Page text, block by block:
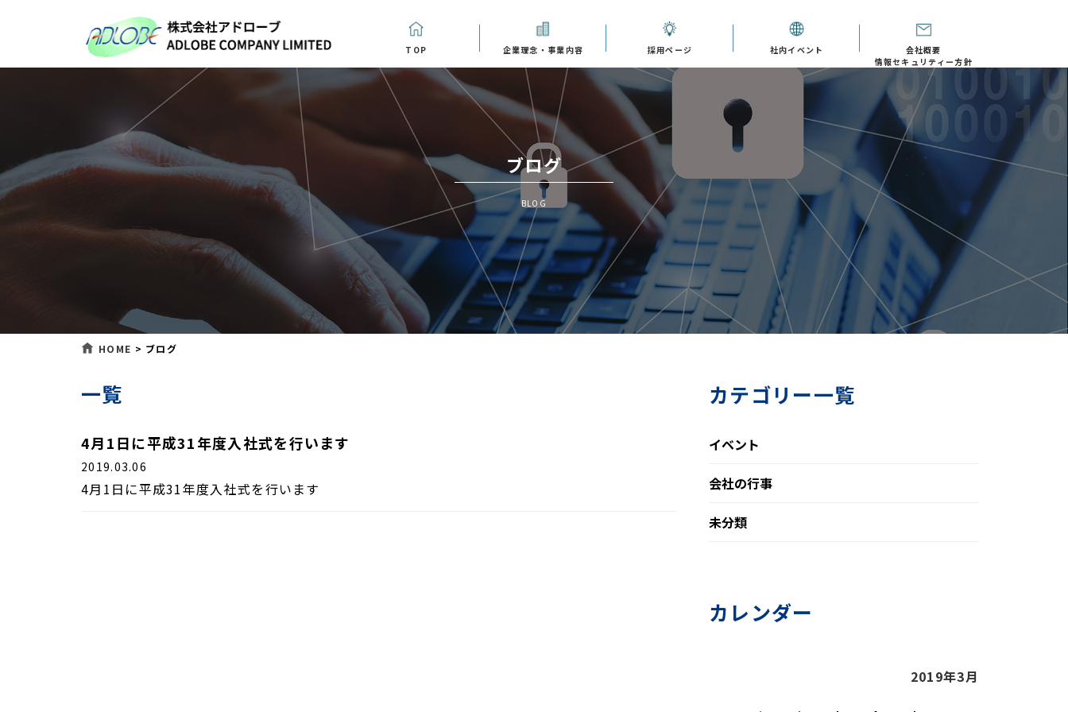
TOP 企業理念・事業内容 採用ページ 社内イベント
会社概要
情報セキュリティー方針
ブログ
BLOG
HOME > ブログ
一覧
4月1日に平成31年度入社式を行います
2019.03.06
4月1日に平成31年度入社式を行います
カテゴリー一覧
イベント
会社の行事
未分類
カレンダー
2019年3月